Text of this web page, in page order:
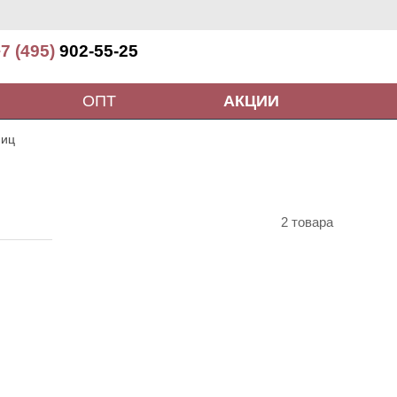
(495) 902-55-25
ОПТ АКЦИИ
2 товара